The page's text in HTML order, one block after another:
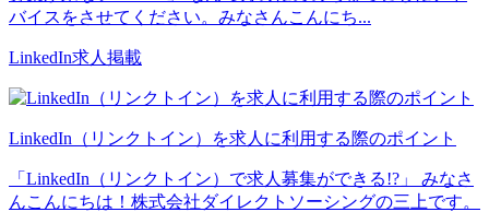
バイスをさせてください。みなさんこんにち...
LinkedIn求人掲載
LinkedIn（リンクトイン）を求人に利用する際のポイント
「LinkedIn（リンクトイン）で求人募集ができる!?」 みなさ
んこんにちは！株式会社ダイレクトソーシングの三上です。